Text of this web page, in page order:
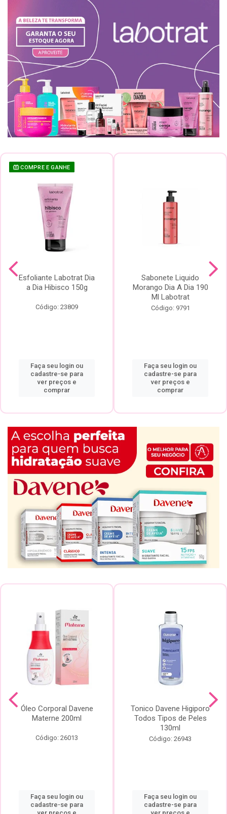
COMPRE E GANHE
Esfoliante Labotrat Dia
a Dia Hibisco 150g
Código: 23809
Faça seu login ou
cadastre-se para
ver preços e
comprar
Sabonete Liquido
Morango Dia A Dia 190
Ml Labotrat
Código: 9791
Faça seu login ou
cadastre-se para
ver preços e
comprar
Óleo Corporal Davene
Materne 200ml
Código: 26013
Faça seu login ou
cadastre-se para
Tonico Davene Higiporo
Todos Tipos de Peles
130ml
Código: 26943
Faça seu login ou
cadastre-se para